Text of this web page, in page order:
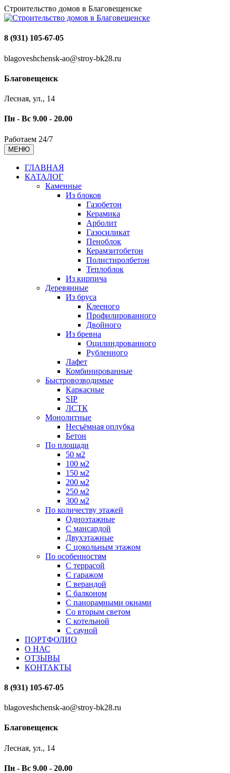
Строительство домов в Благовещенске
8 (931) 105-67-05
blagoveshchensk-ao@stroy-bk28.ru
Благовещенск
Лесная, ул., 14
Пн - Вс 9.00 - 20.00
Работаем 24/7
МЕНЮ
ГЛАВНАЯ
КАТАЛОГ
Каменные
Из блоков
Газобетон
Керамика
Арболит
Газосиликат
Пеноблок
Керамзитобетон
Полистиролбетон
Теплоблок
Из кирпича
Деревянные
Из бруса
Клееного
Профилированного
Двойного
Из бревна
Оцилиндрованного
Рубленного
Лафет
Комбинированные
Быстровозводимые
Каркасные
SIP
ЛСТК
Монолитные
Несъёмная оплубка
Бетон
По площади
50 м2
100 м2
150 м2
200 м2
250 м2
300 м2
По количеству этажей
Одноэтажные
С мансардой
Двухэтажные
С цокольным этажом
По особенностям
С террасой
С гаражом
С верандой
С балконом
С панорамными окнами
Со вторым светом
С котельной
С сауной
ПОРТФОЛИО
О НАС
ОТЗЫВЫ
КОНТАКТЫ
8 (931) 105-67-05
blagoveshchensk-ao@stroy-bk28.ru
Благовещенск
Лесная, ул., 14
Пн - Вс 9.00 - 20.00